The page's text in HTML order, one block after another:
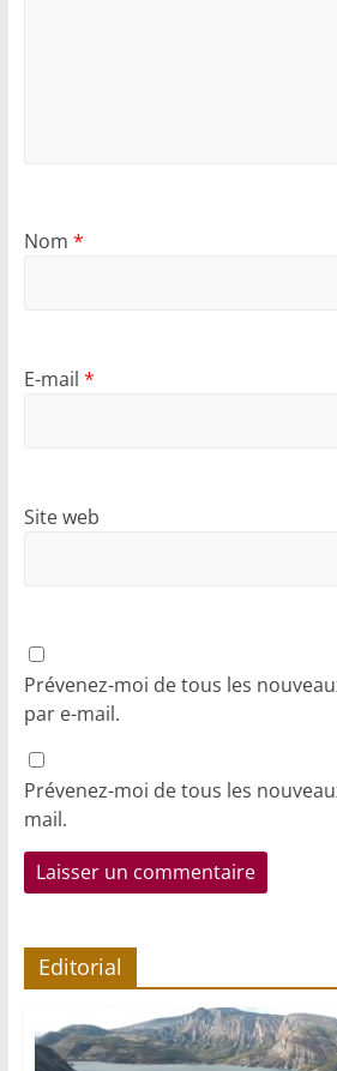
Nom *
E-mail *
Site web
Prévenez-moi de tous les
par e-mail.
Prévenez-moi de tous les
mail.
Editorial